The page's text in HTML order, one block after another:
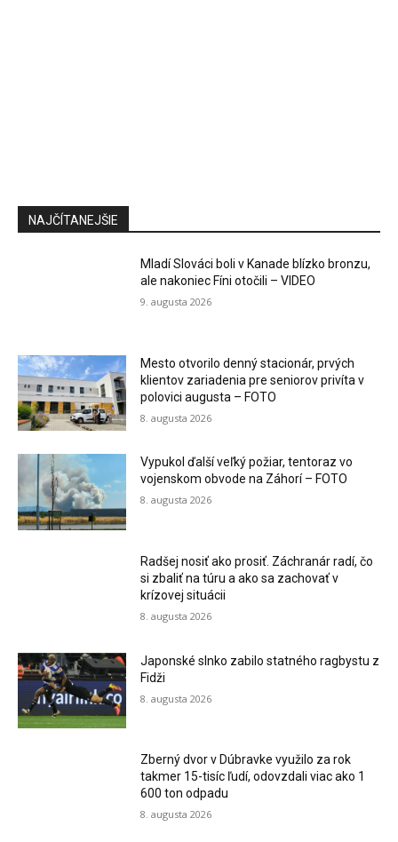
NAJČÍTANEJŠIE
Mladí Slováci boli v Kanade blízko bronzu,
ale nakoniec Fíni otočili – VIDEO
9. augusta 2026
Mesto otvorilo denný stacionár, prvých
klientov zariadenia pre seniorov privíta v
polovici augusta – FOTO
8. augusta 2026
Vypukol ďalší veľký požiar, tentoraz vo
vojenskom obvode na Záhorí – FOTO
8. augusta 2026
Radšej nosiť ako prosiť. Záchranár radí, čo
si zbaliť na túru a ako sa zachovať v
krízovej situácii
8. augusta 2026
Japonské slnko zabilo statného ragbystu z
Fidži
8. augusta 2026
Zberný dvor v Dúbravke využilo za rok
takmer 15-tisíc ľudí, odovzdali viac ako 1
600 ton odpadu
8. augusta 2026